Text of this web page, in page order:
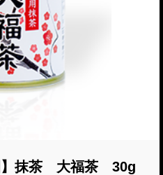
】抹茶 大福茶 30g